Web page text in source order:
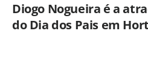
Diogo Nogueira é a
do Dia dos Pais em